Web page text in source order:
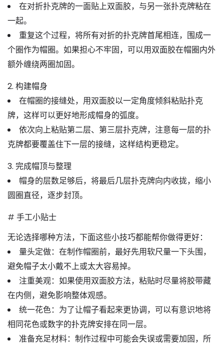
在对折扑克牌的一面贴上双面胶，与另一张扑克牌粘在
一起。
重复这个过程，将所有对折的扑克牌首尾相连，围成一
个圈作为帽圈。如果担心不牢固，可以用双面胶在帽圈内外
额外缠绕两圈加固。
2. 构建帽身
在帽圈的接缝处，用双面胶以一定角度倾斜粘贴扑克
牌，这样可以更好地形成帽身的弧度。
依次向上粘贴第二层、第三层扑克牌，注意每一层的扑
克牌都要覆盖住下一层的接缝，这样结构更稳定。
3. 完成帽顶与整理
帽身的层数足够后，将最后几层扑克牌向内收拢，缩小
圆圈直径，逐步封顶。
# 手工小贴士
无论选择哪种方法，下面这些小技巧都能帮你做得更好：
量头定做：在制作帽圈前，最好先用软尺量一下头围，
避免帽子太小戴不上或太大容易掉。
注重美观：如果使用双面胶方法，粘贴时尽量将胶带藏
在内侧，避免影响整体观感。
统一花色：为了让帽子看起来更协调，可以有意识地将
相同花色或数字的扑克牌安排在同一层。
准备充足材料：制作过程中可能会失误或需要加固，所